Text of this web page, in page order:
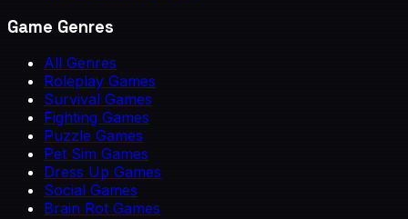
Game Genres
All Genres
Roleplay Games
Survival Games
Fighting Games
Puzzle Games
Pet Sim Games
Dress Up Games
Social Games
Brain Rot Games